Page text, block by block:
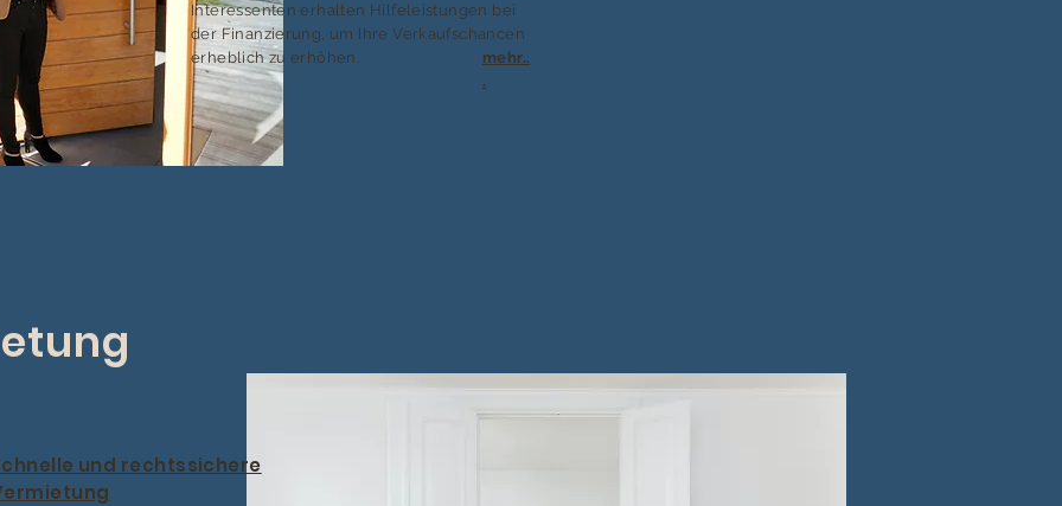
Interessenten erhalten Hilfeleistungen bei
der Finanzierung, um Ihre Verkaufschancen
erheblich zu erhöhen.
mehr..
.
und rechtssichere